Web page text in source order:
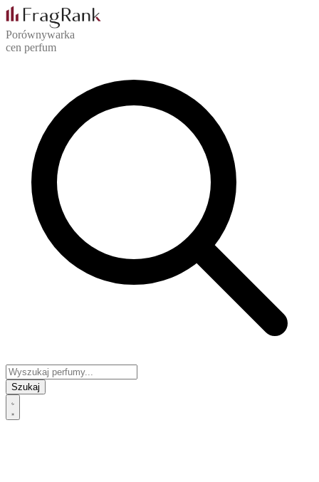
Porównywarka
cen perfum
Szukaj